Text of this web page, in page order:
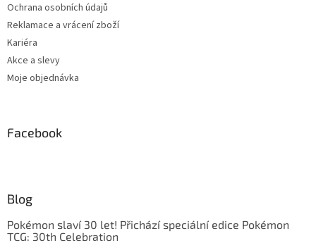
Ochrana osobních údajů
Reklamace a vrácení zboží
Kariéra
Akce a slevy
Moje objednávka
Facebook
Blog
Pokémon slaví 30 let! Přichází speciální edice Pokémon
TCG: 30th Celebration